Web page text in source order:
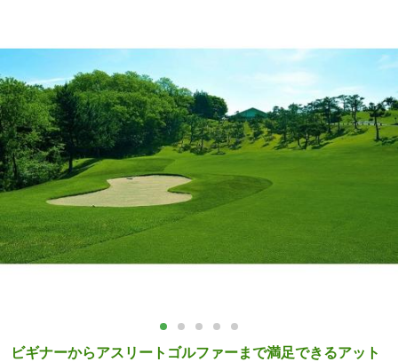
ビギナーからアスリートゴルファーまで満足できるアット